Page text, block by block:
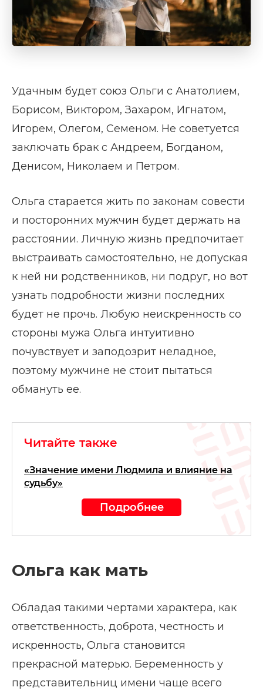
Удачным будет союз Ольги с Анатолием,
Борисом, Виктором, Захаром, Игнатом,
Игорем, Олегом, Семеном. Не советуется
заключать брак с Андреем, Богданом,
Денисом, Николаем и Петром.
Ольга старается жить по законам совести
и посторонних мужчин будет держать на
расстоянии. Личную жизнь предпочитает
выстраивать самостоятельно, не допуская
к ней ни родственников, ни подруг, но вот
узнать подробности жизни последних
будет не прочь. Любую неискренность со
стороны мужа Ольга интуитивно
почувствует и заподозрит неладное,
поэтому мужчине не стоит пытаться
обмануть ее.
Читайте также
«Значение имени Людмила и влияние на
судьбу»
Подробнее
Ольга как мать
Обладая такими чертами характера, как
ответственность, доброта, честность и
искренность, Ольга становится
прекрасной матерью. Беременность у
представительниц имени чаще всего